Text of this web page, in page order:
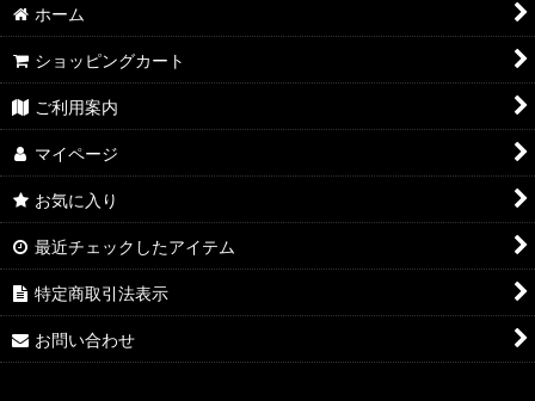
ホーム
ショッピングカート
ご利用案内
マイページ
お気に入り
最近チェックしたアイテム
特定商取引法表示
お問い合わせ